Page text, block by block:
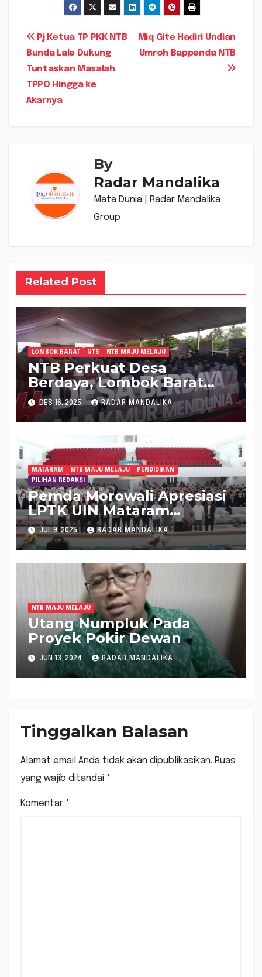
Navigasi
pos
Miq Gite Hadiri Undian
Umroh Bappenda NTB
Pj Ketua TP PKK NTB
Bunda Lale Dukung
Tuntaskan Masalah
TPPO Hingga ke
Akarnya
By
Radar Mandalika
Mata Dunia | Radar Mandalika
Group
Related Post
LOMBOK BARAT NTB NTB MAJU MELAJU
NTB Perkuat Desa
Berdaya, Lombok Barat
Sasar Lima Desa Rentan
DES 16, 2025 RADAR MANDALIKA
MATARAM NTB MAJU MELAJU
PENDIDIKAN
PILIHAN REDAKSI
Pemda Morowali Apresiasi
LPTK UIN Mataram
Kukuhkan Ratusan
Mahasiswa PPG
JUL 9, 2025 RADAR MANDALIKA
NTB MAJU MELAJU
Utang Numpluk Pada
Proyek Pokir Dewan
JUN 13, 2024 RADAR MANDALIKA
Tinggalkan Balasan
Alamat email Anda tidak akan dipublikasikan. Ruas
yang wajib ditandai *
Komentar *